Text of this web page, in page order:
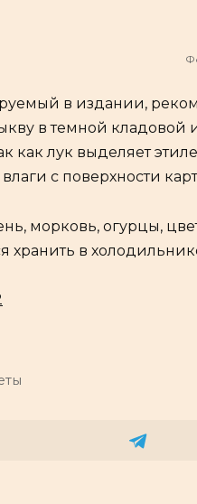
в издании,
в темной
как лук выделяет
с поверхности
морковь, огурцы,
хранить в